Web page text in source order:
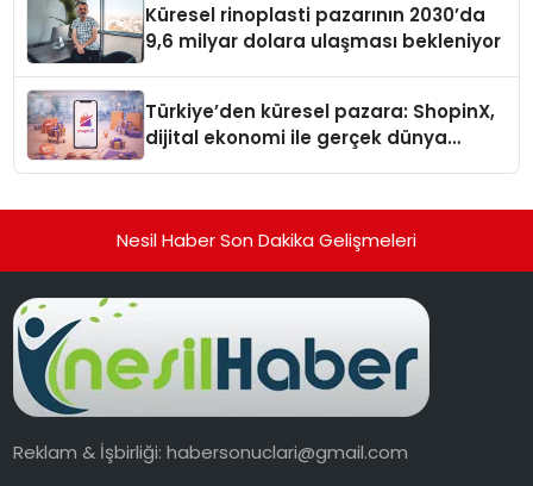
Küresel rinoplasti pazarının 2030’da
9,6 milyar dolara ulaşması bekleniyor
Türkiye’den küresel pazara: ShopinX,
dijital ekonomi ile gerçek dünya
Nesil Haber Son Dakika Gelişmeleri
Reklam & İşbirliği:habersonuclari@gmail.com